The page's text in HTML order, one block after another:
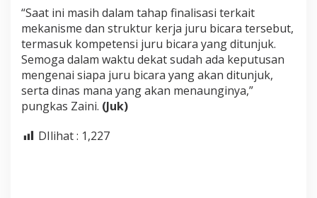
“Saat ini masih dalam tahap finalisasi terkait
mekanisme dan struktur kerja juru bicara tersebut,
termasuk kompetensi juru bicara yang ditunjuk.
Semoga dalam waktu dekat sudah ada keputusan
mengenai siapa juru bicara yang akan ditunjuk,
serta dinas mana yang akan menaunginya,”
pungkas Zaini. (Juk)
DIlihat : 1,227